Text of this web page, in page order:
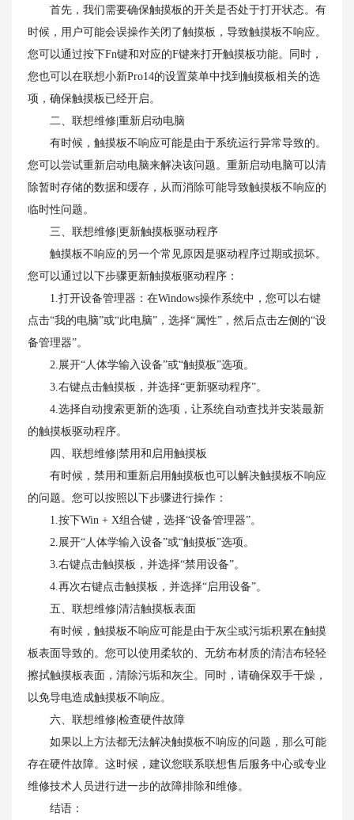
首先，我们需要确保触摸板的开关是否处于打开状态。有
时候，用户可能会误操作关闭了触摸板，导致触摸板不响应。
您可以通过按下Fn键和对应的F键来打开触摸板功能。同时，
您也可以在联想小新Pro14的设置菜单中找到触摸板相关的选
项，确保触摸板已经开启。
二、联想维修|重新启动电脑
有时候，触摸板不响应可能是由于系统运行异常导致的。
您可以尝试重新启动电脑来解决该问题。重新启动电脑可以清
除暂时存储的数据和缓存，从而消除可能导致触摸板不响应的
临时性问题。
三、联想维修|更新触摸板驱动程序
触摸板不响应的另一个常见原因是驱动程序过期或损坏。
您可以通过以下步骤更新触摸板驱动程序：
1.打开设备管理器：在Windows操作系统中，您可以右键
点击“我的电脑”或“此电脑”，选择“属性”，然后点击左侧的“设
备管理器”。
2.展开“人体学输入设备”或“触摸板”选项。
3.右键点击触摸板，并选择“更新驱动程序”。
4.选择自动搜索更新的选项，让系统自动查找并安装最新
的触摸板驱动程序。
四、联想维修|禁用和启用触摸板
有时候，禁用和重新启用触摸板也可以解决触摸板不响应
的问题。您可以按照以下步骤进行操作：
1.按下Win + X组合键，选择“设备管理器”。
2.展开“人体学输入设备”或“触摸板”选项。
3.右键点击触摸板，并选择“禁用设备”。
4.再次右键点击触摸板，并选择“启用设备”。
五、联想维修|清洁触摸板表面
有时候，触摸板不响应可能是由于灰尘或污垢积累在触摸
板表面导致的。您可以使用柔软的、无纺布材质的清洁布轻轻
擦拭触摸板表面，清除污垢和灰尘。同时，请确保双手干燥，
以免导电造成触摸板不响应。
六、联想维修|检查硬件故障
如果以上方法都无法解决触摸板不响应的问题，那么可能
存在硬件故障。这时候，建议您联系联想售后服务中心或专业
维修技术人员进行进一步的故障排除和维修。
结语：